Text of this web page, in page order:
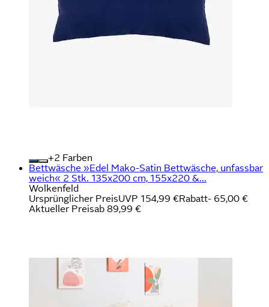
+
Farben
Bettwäsche »Edel Mako-Satin Bettwäsche, unfassbar
weich« 2 Stk. 135x200 cm, 155x220 &...
Wolkenfeld
Ursprünglicher PreisUVP 154,99 €Rabatt- 65,00 €
Aktueller Preisab 89,99 €